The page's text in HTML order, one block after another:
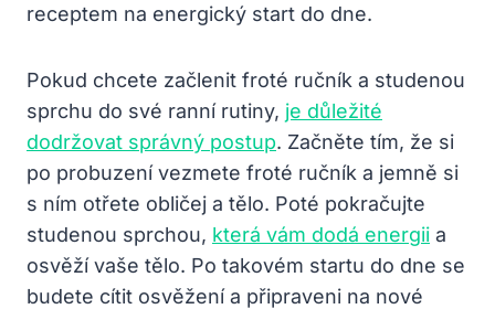
receptem na energický start do dne.
Pokud chcete začlenit froté ručník a studenou
sprchu do své ranní rutiny, je důležité
dodržovat správný postup. Začněte tím, že si
po probuzení vezmete froté ručník a jemně si
s ním otřete obličej a tělo. Poté pokračujte
studenou sprchou, která vám dodá energii a
osvěží vaše tělo. Po takovém startu do dne se
budete cítit osvěžení a připraveni na nové